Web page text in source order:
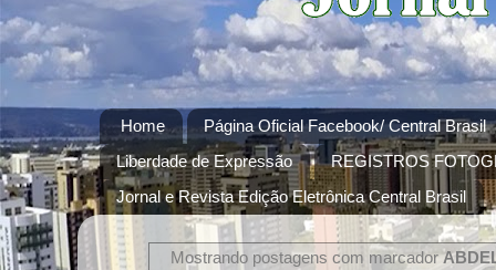
Home
Página Oficial Facebook/ Central Brasil
Liberdade de Expressão
REGISTROS
Jornal e Revista Edição Eletrônica Central Brasil
Mostrando postagens com marcador